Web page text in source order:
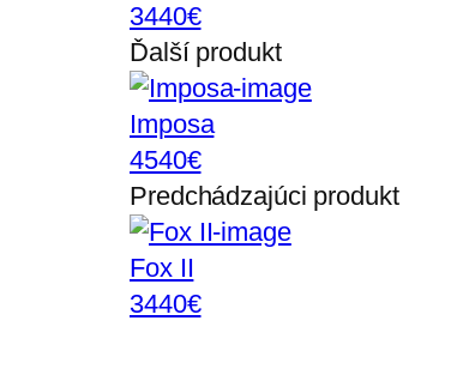
3440€
Ďalší produkt
Imposa
4540€
Predchádzajúci produkt
Fox II
3440€